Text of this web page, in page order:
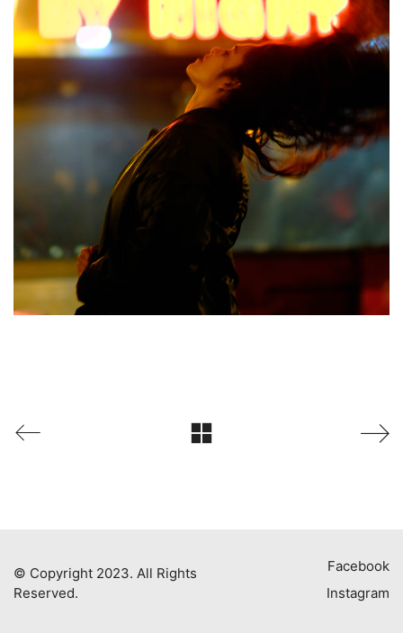
Facebook
Instagram
© Copyright 2023. All Rights
Reserved.